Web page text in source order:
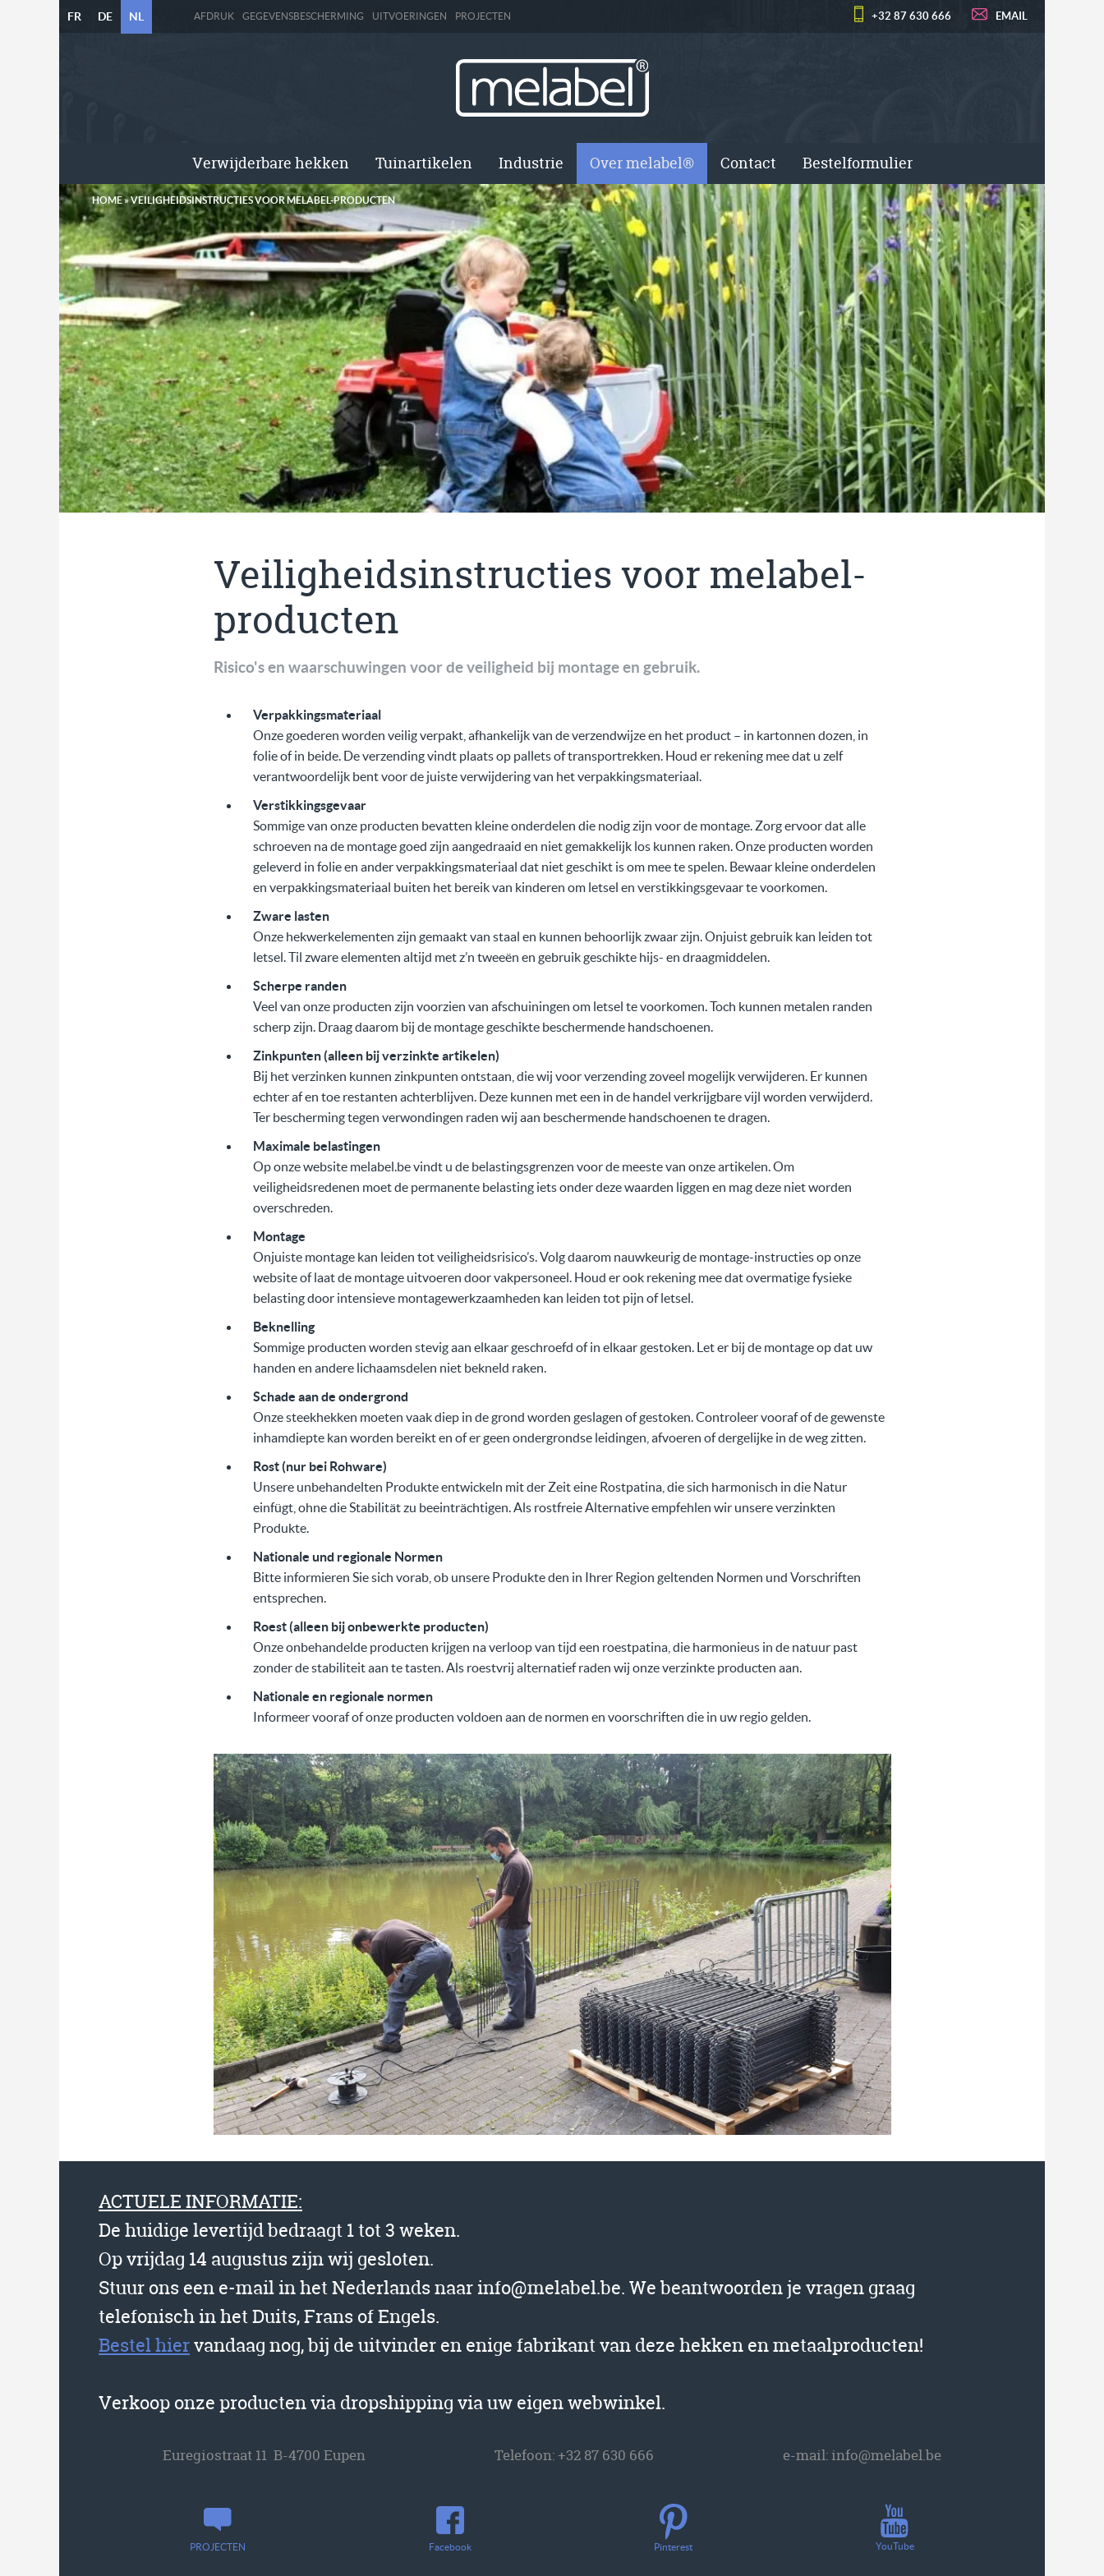
FR DE NL AFDRUK GEGEVENSBESCHERMING UITVOERINGEN PROJECTEN +32 87 630 666 EMAIL
Verwijderbare hekken Tuinartikelen Industrie Over melabel® Contact Bestelformulier
HOME»VEILIGHEIDSINSTRUCTIES VOOR MELABEL-PRODUCTEN
Veiligheidsinstructies voor melabel-
producten
Risico's en waarschuwingen voor de veiligheid bij montage en gebruik.
Verpakkingsmateriaal
Onze goederen worden veilig verpakt, afhankelijk van de verzendwijze en het product – in kartonnen dozen, in
folie of in beide. De verzending vindt plaats op pallets of transportrekken. Houd er rekening mee dat u zelf
verantwoordelijk bent voor de juiste verwijdering van het verpakkingsmateriaal.
Verstikkingsgevaar
Sommige van onze producten bevatten kleine onderdelen die nodig zijn voor de montage. Zorg ervoor dat alle
schroeven na de montage goed zijn aangedraaid en niet gemakkelijk los kunnen raken. Onze producten worden
geleverd in folie en ander verpakkingsmateriaal dat niet geschikt is om mee te spelen. Bewaar kleine onderdelen
en verpakkingsmateriaal buiten het bereik van kinderen om letsel en verstikkingsgevaar te voorkomen.
Zware lasten
Onze hekwerkelementen zijn gemaakt van staal en kunnen behoorlijk zwaar zijn. Onjuist gebruik kan leiden tot
letsel. Til zware elementen altijd met z’n tweeën en gebruik geschikte hijs- en draagmiddelen.
Scherpe randen
Veel van onze producten zijn voorzien van afschuiningen om letsel te voorkomen. Toch kunnen metalen randen
scherp zijn. Draag daarom bij de montage geschikte beschermende handschoenen.
Zinkpunten (alleen bij verzinkte artikelen)
Bij het verzinken kunnen zinkpunten ontstaan, die wij voor verzending zoveel mogelijk verwijderen. Er kunnen
echter af en toe restanten achterblijven. Deze kunnen met een in de handel verkrijgbare vijl worden verwijderd.
Ter bescherming tegen verwondingen raden wij aan beschermende handschoenen te dragen.
Maximale belastingen
Op onze website melabel.be vindt u de belastingsgrenzen voor de meeste van onze artikelen. Om
veiligheidsredenen moet de permanente belasting iets onder deze waarden liggen en mag deze niet worden
overschreden.
Montage
Onjuiste montage kan leiden tot veiligheidsrisico’s. Volg daarom nauwkeurig de montage-instructies op onze
website of laat de montage uitvoeren door vakpersoneel. Houd er ook rekening mee dat overmatige fysieke
belasting door intensieve montagewerkzaamheden kan leiden tot pijn of letsel.
Beknelling
Sommige producten worden stevig aan elkaar geschroefd of in elkaar gestoken. Let er bij de montage op dat uw
handen en andere lichaamsdelen niet bekneld raken.
Schade aan de ondergrond
Onze steekhekken moeten vaak diep in de grond worden geslagen of gestoken. Controleer vooraf of de gewenste
inhamdiepte kan worden bereikt en of er geen ondergrondse leidingen, afvoeren of dergelijke in de weg zitten.
Rost (nur bei Rohware)
Unsere unbehandelten Produkte entwickeln mit der Zeit eine Rostpatina, die sich harmonisch in die Natur
einfügt, ohne die Stabilität zu beeinträchtigen. Als rostfreie Alternative empfehlen wir unsere verzinkten
Produkte.
Nationale und regionale Normen
Bitte informieren Sie sich vorab, ob unsere Produkte den in Ihrer Region geltenden Normen und Vorschriften
entsprechen.
Roest (alleen bij onbewerkte producten)
Onze onbehandelde producten krijgen na verloop van tijd een roestpatina, die harmonieus in de natuur past
zonder de stabiliteit aan te tasten. Als roestvrij alternatief raden wij onze verzinkte producten aan.
Nationale en regionale normen
Informeer vooraf of onze producten voldoen aan de normen en voorschriften die in uw regio gelden.
ACTUELE INFORMATIE:
De huidige levertijd bedraagt 1 tot 3 weken.
Op vrijdag 14 augustus zijn wij gesloten.
Stuur ons een e-mail in het Nederlands naar info@melabel.be. We beantwoorden je vragen graag
telefonisch in het Duits, Frans of Engels.
Bestel hiervandaag nog, bij de uitvinder en enige fabrikant van deze hekken en metaalproducten!
Verkoop onze producten via dropshipping via uw eigen webwinkel.
Euregiostraat 11 B-4700 Eupen Telefoon:+32 87 630 666 e-mail:info@melabel.be
PROJECTEN Facebook Pinterest YouTube